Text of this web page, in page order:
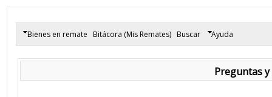
Bienes en remate Bitácora (Mis Remates) Buscar Ayuda
Preguntas